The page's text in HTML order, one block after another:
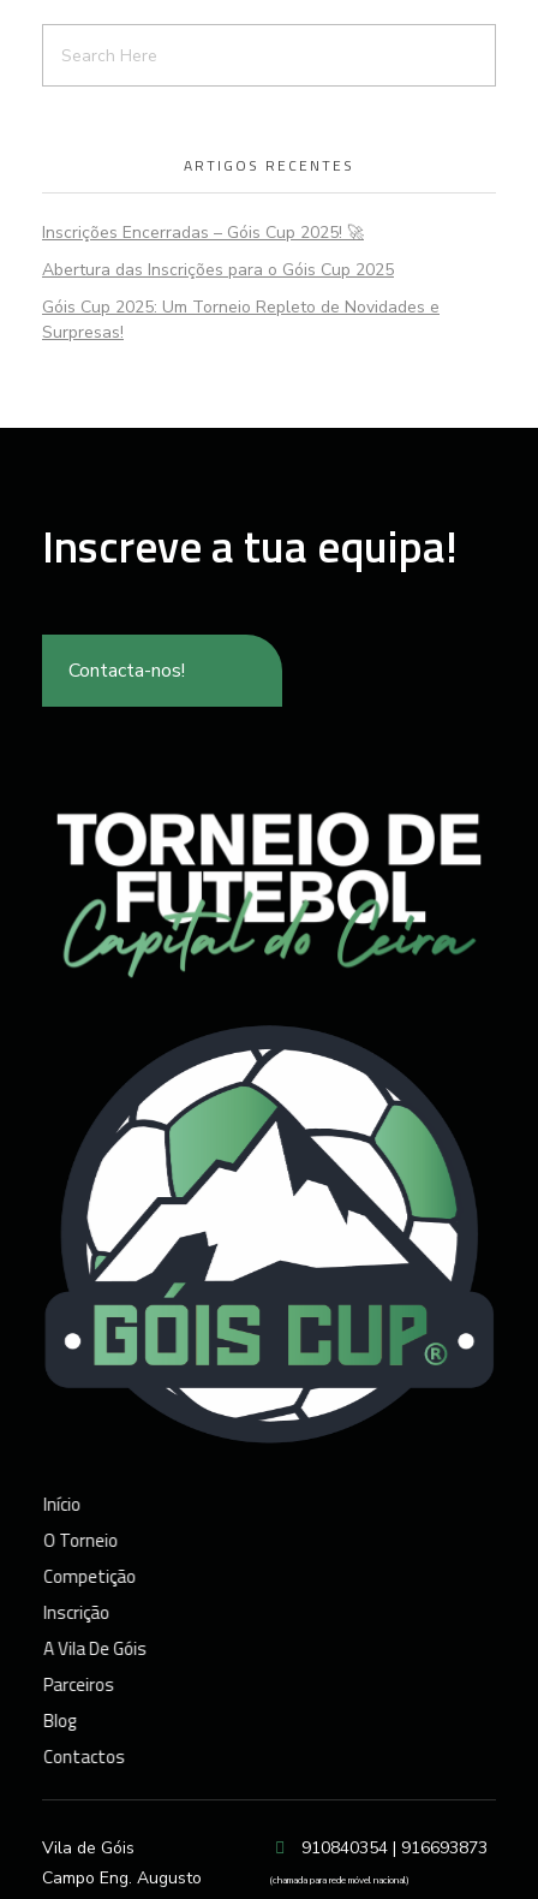
ARTIGOS RECENTES
Inscrições Encerradas – Góis Cup 2025! 🚀
Abertura das Inscrições para o Góis Cup 2025
Góis Cup 2025: Um Torneio Repleto de Novidades e
Surpresas!
Inscreve a tua equipa!
Contacta-nos!
Início
O Torneio
Competição
Inscrição
A Vila De Góis
Parceiros
Blog
Contactos
Vila de Góis
Campo Eng. Augusto
910840354 | 916693873
(chamada para rede móvel nacional)